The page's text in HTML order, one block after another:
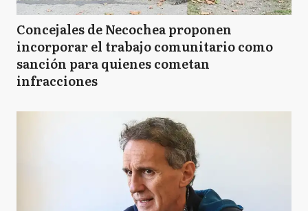
Concejales de Necochea proponen
incorporar el trabajo comunitario como
sanción para quienes cometan
infracciones